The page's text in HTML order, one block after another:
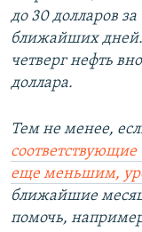
до 30 долларов
ближайших дней.
четверг нефть
доллара.
Тем не менее,
еще меньшим,
ближайшие
помочь,